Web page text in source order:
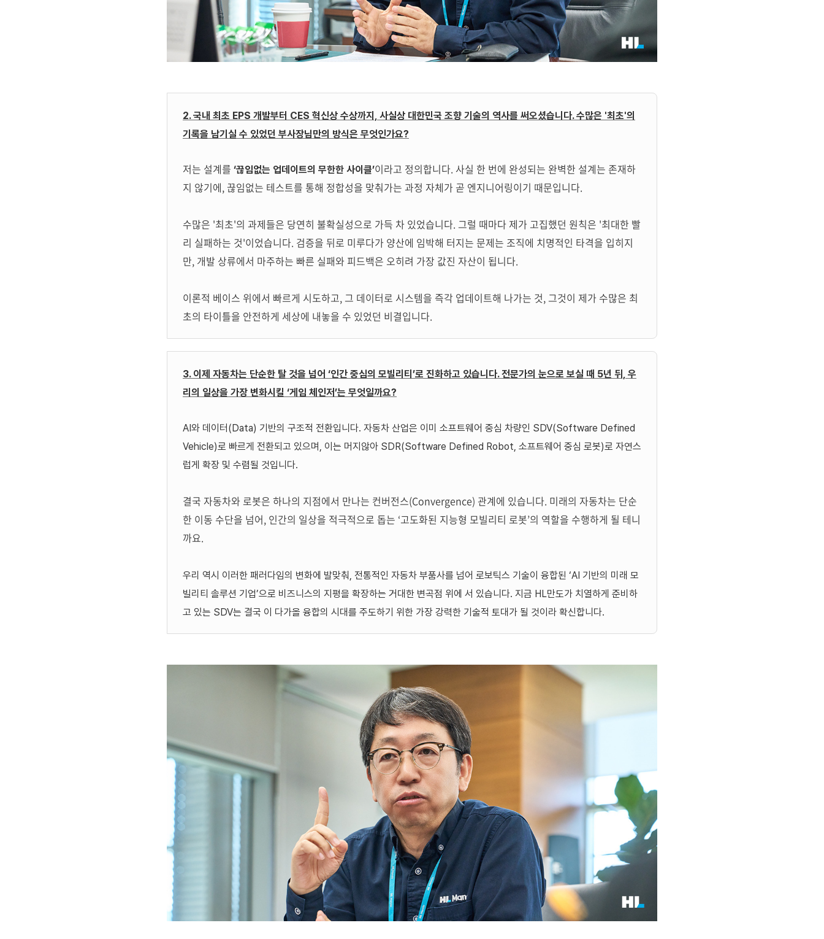
2. 국내 최초 EPS 개발부터 CES 혁신상 수상까지, 사실상 대한민국 조향 기술의 역사를 써오셨습니다. 수많은 '최초'의
기록을 남기실 수 있었던 부사장님만의 방식은 무엇인가요?
저는 설계를 ‘끊임없는 업데이트의 무한한 사이클’이라고 정의합니다. 사실 한 번에 완성되는 완벽한 설계는 존재하
지 않기에, 끊임없는 테스트를 통해 정합성을 맞춰가는 과정 자체가 곧 엔지니어링이기 때문입니다.
수많은 '최초'의 과제들은 당연히 불확실성으로 가득 차 있었습니다. 그럴 때마다 제가 고집했던 원칙은 '최대한 빨
리 실패하는 것'이었습니다. 검증을 뒤로 미루다가 양산에 임박해 터지는 문제는 조직에 치명적인 타격을 입히지
만, 개발 상류에서 마주하는 빠른 실패와 피드백은 오히려 가장 값진 자산이 됩니다.
이론적 베이스 위에서 빠르게 시도하고, 그 데이터로 시스템을 즉각 업데이트해 나가는 것, 그것이 제가 수많은 최
초의 타이틀을 안전하게 세상에 내놓을 수 있었던 비결입니다.
3. 이제 자동차는 단순한 탈 것을 넘어 ‘인간 중심의 모빌리티’로 진화하고 있습니다. 전문가의 눈으로 보실 때 5년 뒤, 우
리의 일상을 가장 변화시킬 ‘게임 체인저’는 무엇일까요?
AI와 데이터(Data) 기반의 구조적 전환입니다. 자동차 산업은 이미 소프트웨어 중심 차량인 SDV(Software Defined
Vehicle)로 빠르게 전환되고 있으며, 이는 머지않아 SDR(Software Defined Robot, 소프트웨어 중심 로봇)로 자연스
럽게 확장 및 수렴될 것입니다.
결국 자동차와 로봇은 하나의 지점에서 만나는 컨버전스(Convergence) 관계에 있습니다. 미래의 자동차는 단순
한 이동 수단을 넘어, 인간의 일상을 적극적으로 돕는 ‘고도화된 지능형 모빌리티 로봇’의 역할을 수행하게 될 테니
까요.
우리 역시 이러한 패러다임의 변화에 발맞춰 , 전통적인 자동차 부품사를 넘어 로보틱스 기술이 융합된 ‘AI 기반의 미래 모
빌리티 솔루션 기업’으로 비즈니스의 지평을 확장하는 거대한 변곡점 위에 서 있습니다. 지금 HL만도가 치열하게 준비하
고 있는 SDV는 결국 이 다가올 융합의 시대를 주도하기 위한 가장 강력한 기술적 토대가 될 것이라 확신합니다.